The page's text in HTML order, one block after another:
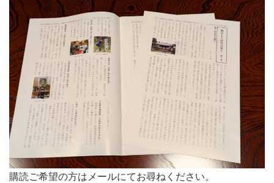
購読ご希望の方はメールにてお尋ねください。